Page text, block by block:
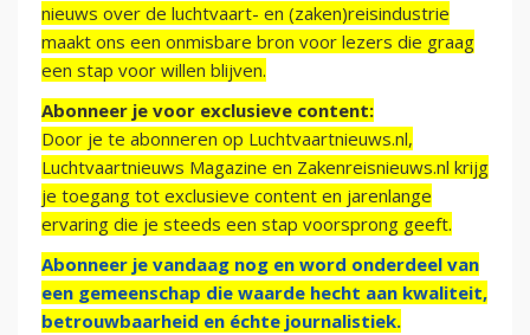
nieuws over de luchtvaart- en (zaken)reisindustrie
maakt ons een onmisbare bron voor lezers die graag
een stap voor willen blijven.
Abonneer je voor exclusieve content:
Door je te abonneren op Luchtvaartnieuws.nl,
Luchtvaartnieuws Magazine en Zakenreisnieuws.nl krijg
je toegang tot exclusieve content en jarenlange
ervaring die je steeds een stap voorsprong geeft.
Abonneer je vandaag nog en word onderdeel van
een gemeenschap die waarde hecht aan kwaliteit,
betrouwbaarheid en échte journalistiek.